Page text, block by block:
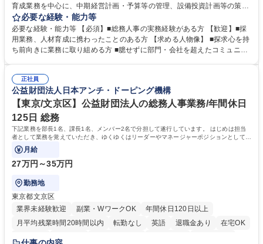
育成業務を中心に、中期経営計画・予算等の管理、設備投資計画等の策
定、さらに社内の重要会議の運営等、経営の根幹となる幅広い総務人事業
務全般を担当していただきます。 【主な業務内容】 ■採用関係業務および
人材育成(社員研修)業務の推進 ■中期経営計画および予算等の管理 ■設備
投資計画等の策定 ■社内の重要会議の運営 ■その他総務人事業務全般 【入
務人事】経験者歓迎！/阪急阪神HDグループ/年休124日
必要な経験・能力等
必要な経験・能力等 【必須】■総務人事の実務経験がある方 【歓迎】■採
用業務、人材育成に携わったことのある方 【求める人物像】 ■探求心を持
ち前向きに業務に取り組める方 ■臆せずに部門・会社を超えたコミュニケ
囲のメンバーと協調しつつ主体性を持って能動的に業務を推進できる方 学
歴・資格 学歴：大学院 大学 高専 短大 専修学校 高校 語学力： 資格：
正社員
公益財団法人日本アンチ・ドーピング機構
【東京/文京区】公益財団法人の総務人事業務/年間休日
125日 総務
下記業務を部長1名、課長1名、メンバー2名で分担して遂行しています。 はじめは担当
者として業務を覚えていただき、ゆくゆくはリーダーやマネージャーポジションとして活
躍いただくことを期待しています。
月給
27万円～35万円
勤務地
東京都文京区
業界未経験歓迎
副業・WワークOK
年間休日120日以上
月平均残業時間20時間以内
転勤なし 英語 退職金あり
在宅OK
賞与あり
育休あり